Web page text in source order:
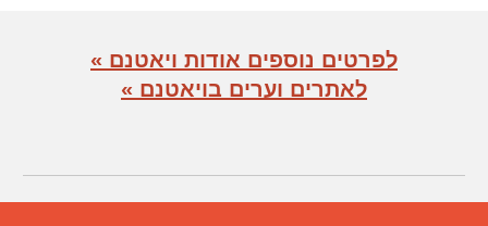
לפרטים נוספים אודות ויאטנם »
לאתרים וערים בויאטנם »